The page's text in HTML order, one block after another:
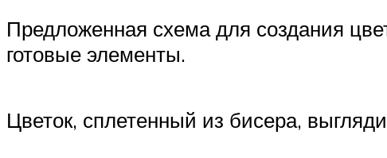
Предложенная схема для создания
готовые элементы.
Цветок, сплетенный из бисера,